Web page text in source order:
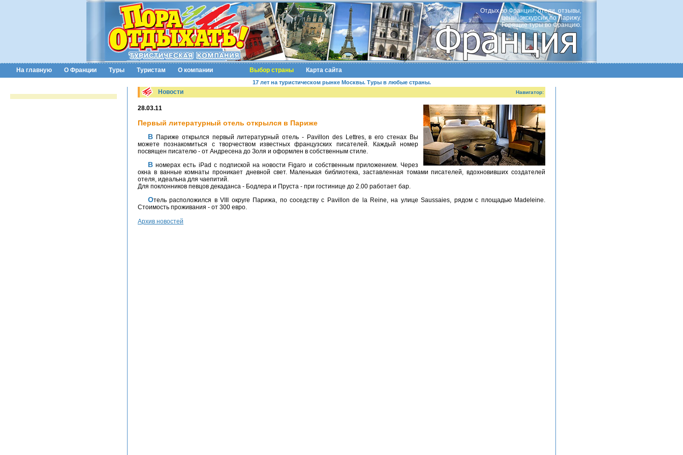
Отдых во Франции, отели, отзывы,
цены, экскурсии по Парижу.
Горящие туры во Францию.
На главную О Франции Туры Туристам О компании Выбор страны Карта сайта
17 лет на туристическом рынке Москвы. Туры в любые страны.
Новости Навигатор:
28.03.11
Первый литературный отель открылся в Париже
В Париже открылся первый литературный отель - Pavillon des Lettres, в его стенах Вы
можете познакомиться с творчеством известных французских писателей. Каждый номер
посвящен писателю - от Андресена до Золя и оформлен в собственным стиле.
В номерах есть iPad с подпиской на новости Figaro и собственным приложением. Через
окна в ванные комнаты проникает дневной свет. Маленькая библиотека, заставленная томами писателей, вдохновивших создателей
отеля, идеальна для чаепитий.
Для поклонников певцов декаданса - Бодлера и Пруста - при гостинице до 2.00 работает бар.
Отель расположился в VIII округе Парижа, по соседству с Pavillon de la Reine, на улице Saussaies, рядом с площадью Madeleine.
Стоимость проживания - от 300 евро.
Архив новостей